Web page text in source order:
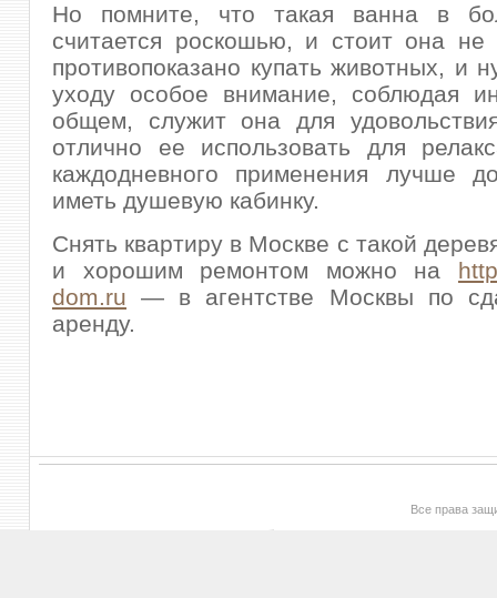
Но помните, что такая ванна в
считается роскошью, и стоит она
противопоказано купать животных, и
уходу особое внимание, соблюдая
общем, служит она для
отлично ее использовать для
каждодневного применения лучше
иметь душевую кабинку.
Снять квартиру в Москве с такой
и хорошим ремонтом можно на
dom.ru — в агентстве Москвы по
аренду.
Все права